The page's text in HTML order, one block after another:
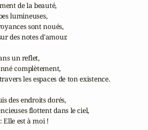
de la beauté,
lumineuses,
sont noués,
des notes d'amour.
un reflet,
complètement,
les espaces de ton existence.
des endroits dorés,
flottent dans le ciel,
Elle est à moi !